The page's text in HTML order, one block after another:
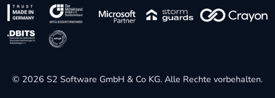
© 2026 S2 Software GmbH & Co KG. Alle Rechte vorbehalten.